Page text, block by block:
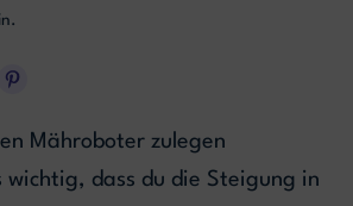
Mähroboter zulegen
wichtig, dass du die Steigung in